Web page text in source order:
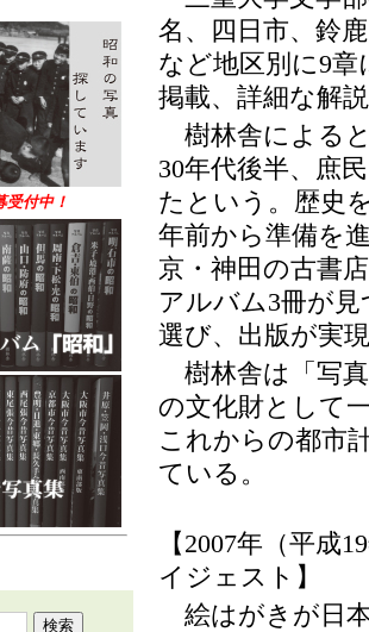
受付中！
名、四日市、鈴
など地区別に9章
掲載、詳細な解
樹林舎による
30年代後半、庶
たという。歴史
年前から準備を
京・神田の古書
アルバム3冊が見
選び、出版が実
樹林舎は「写
の文化財として
これからの都市
ている。
【2007年（平成19
イジェスト】
絵はがきが日